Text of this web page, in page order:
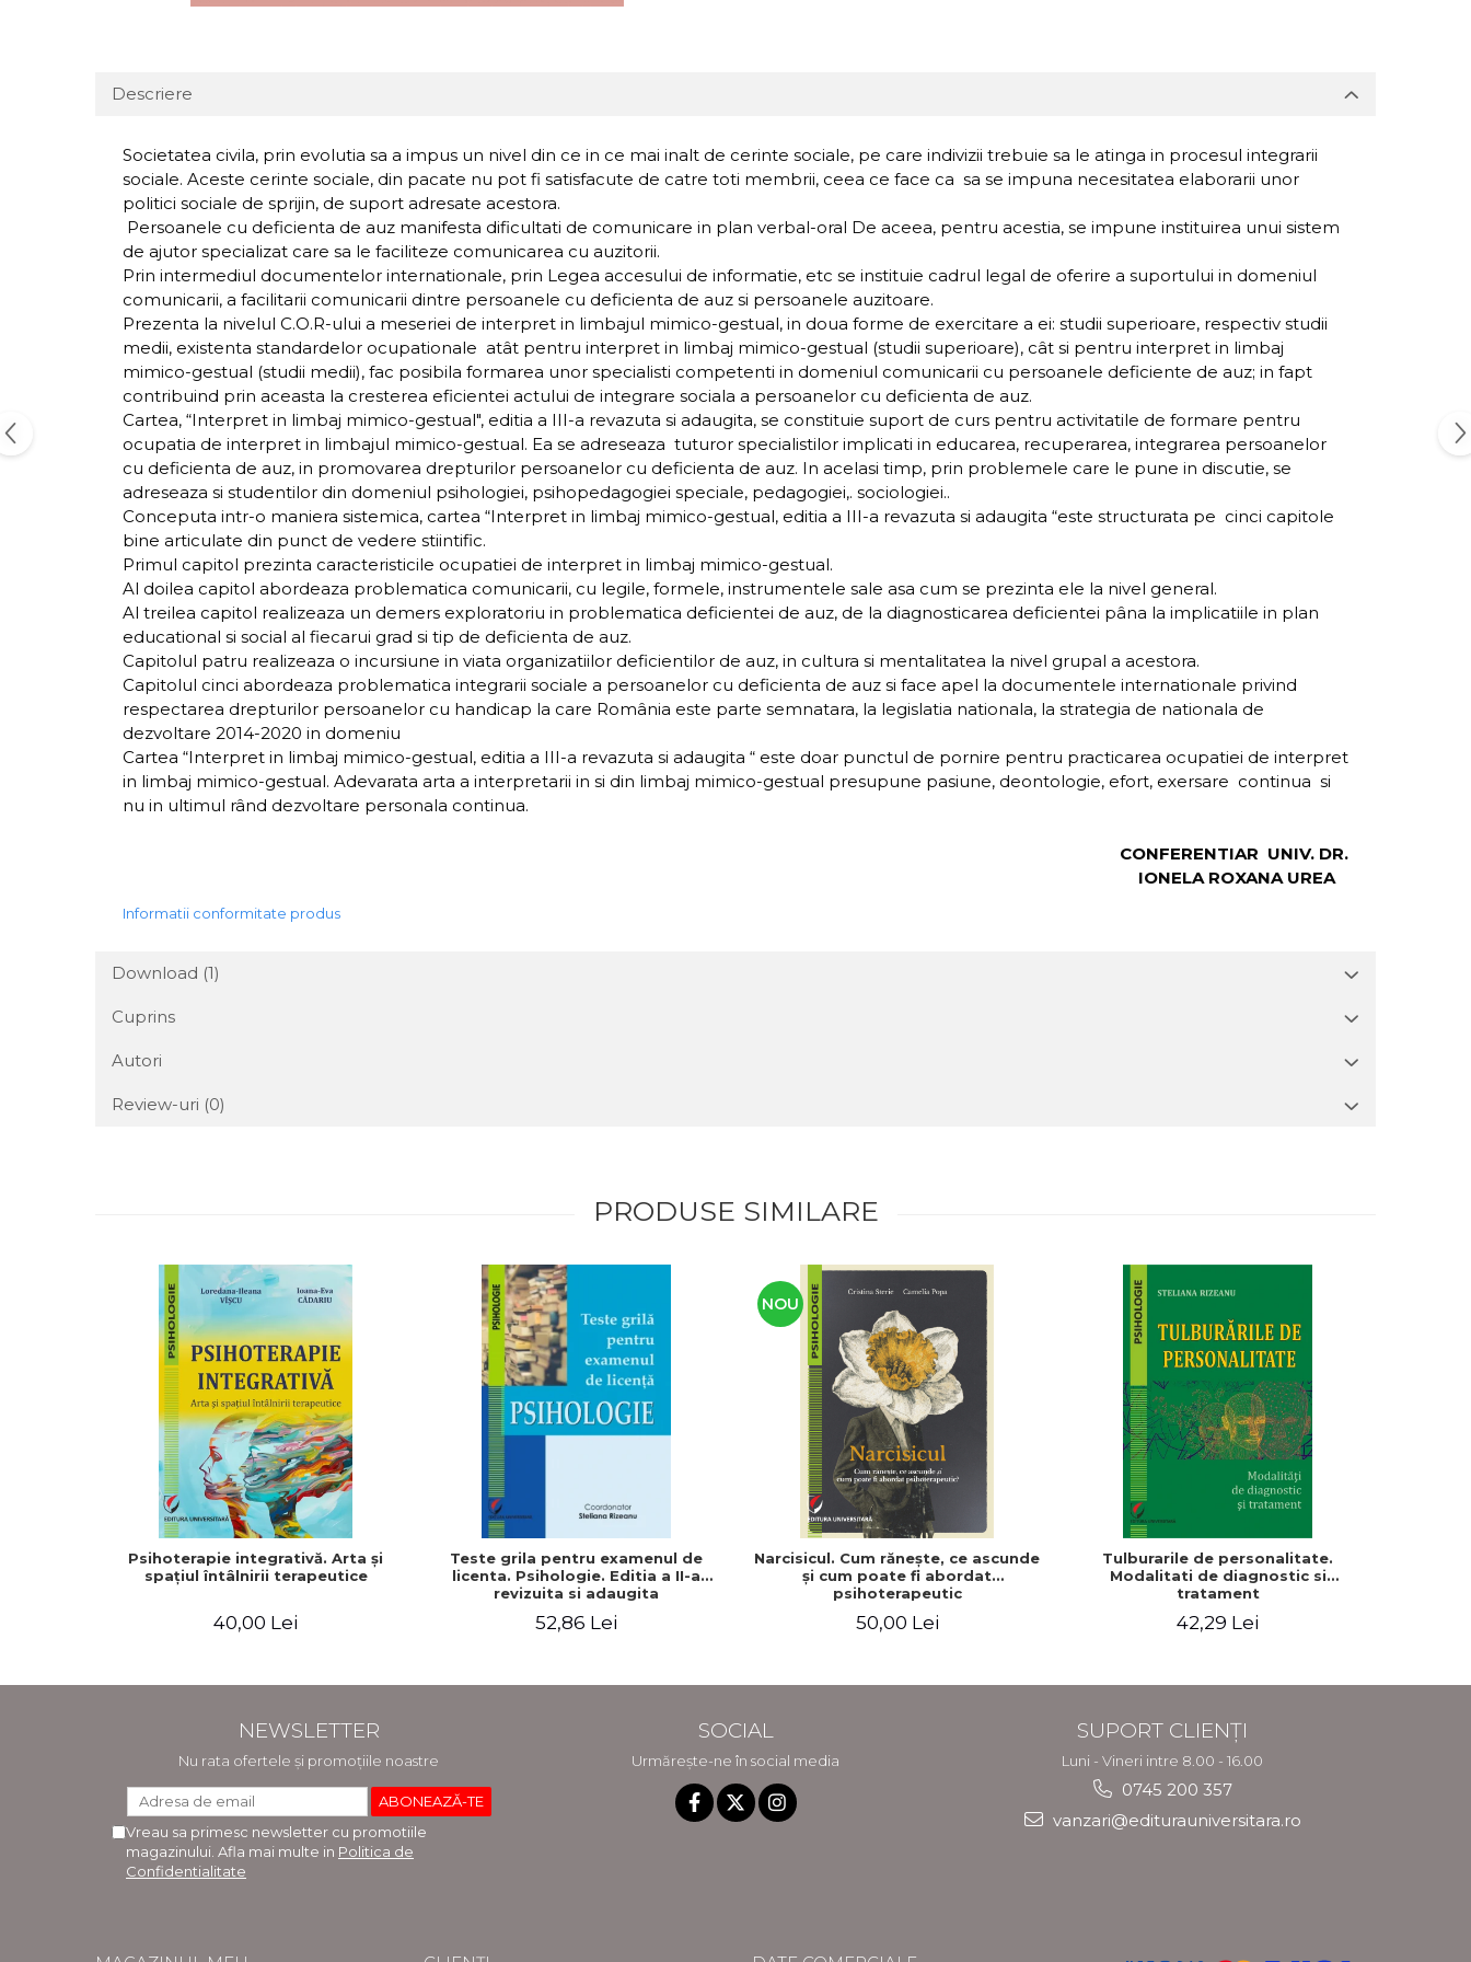
Descriere
Societatea civila, prin evolutia sa a impus un nivel din ce in ce mai inalt de cerinte sociale, pe care indivizii trebuie sa le atinga in procesul integrarii
sociale. Aceste cerinte sociale, din pacate nu pot fi satisfacute de catre toti membrii, ceea ce face ca sa se impuna necesitatea elaborarii unor
politici sociale de sprijin, de suport adresate acestora.
Persoanele cu deficienta de auz manifesta dificultati de comunicare in plan verbal-oral De aceea, pentru acestia, se impune instituirea unui sistem
de ajutor specializat care sa le faciliteze comunicarea cu auzitorii.
Prin intermediul documentelor internationale, prin Legea accesului de informatie, etc se instituie cadrul legal de oferire a suportului in domeniul
comunicarii, a facilitarii comunicarii dintre persoanele cu deficienta de auz si persoanele auzitoare.
Prezenta la nivelul C.O.R-ului a meseriei de interpret in limbajul mimico-gestual, in doua forme de exercitare a ei: studii superioare, respectiv studii
medii, existenta standardelor ocupationale atât pentru interpret in limbaj mimico-gestual (studii superioare), cât si pentru interpret in limbaj
mimico-gestual (studii medii), fac posibila formarea unor specialisti competenti in domeniul comunicarii cu persoanele deficiente de auz; in fapt
contribuind prin aceasta la cresterea eficientei actului de integrare sociala a persoanelor cu deficienta de auz.
Cartea, “Interpret in limbaj mimico-gestual", editia a III-a revazuta si adaugita, se constituie suport de curs pentru activitatile de formare pentru
ocupatia de interpret in limbajul mimico-gestual. Ea se adreseaza tuturor specialistilor implicati in educarea, recuperarea, integrarea persoanelor
cu deficienta de auz, in promovarea drepturilor persoanelor cu deficienta de auz. In acelasi timp, prin problemele care le pune in discutie, se
adreseaza si studentilor din domeniul psihologiei, psihopedagogiei speciale, pedagogiei,. sociologiei..
Conceputa intr-o maniera sistemica, cartea “Interpret in limbaj mimico-gestual, editia a III-a revazuta si adaugita “este structurata pe cinci capitole
bine articulate din punct de vedere stiintific.
Primul capitol prezinta caracteristicile ocupatiei de interpret in limbaj mimico-gestual.
Al doilea capitol abordeaza problematica comunicarii, cu legile, formele, instrumentele sale asa cum se prezinta ele la nivel general.
Al treilea capitol realizeaza un demers exploratoriu in problematica deficientei de auz, de la diagnosticarea deficientei pâna la implicatiile in plan
educational si social al fiecarui grad si tip de deficienta de auz.
Capitolul patru realizeaza o incursiune in viata organizatiilor deficientilor de auz, in cultura si mentalitatea la nivel grupal a acestora.
Capitolul cinci abordeaza problematica integrarii sociale a persoanelor cu deficienta de auz si face apel la documentele internationale privind
respectarea drepturilor persoanelor cu handicap la care România este parte semnatara, la legislatia nationala, la strategia de nationala de
dezvoltare 2014-2020 in domeniu
Cartea “Interpret in limbaj mimico-gestual, editia a III-a revazuta si adaugita “ este doar punctul de pornire pentru practicarea ocupatiei de interpret
in limbaj mimico-gestual. Adevarata arta a interpretarii in si din limbaj mimico-gestual presupune pasiune, deontologie, efort, exersare continua si
nu in ultimul rând dezvoltare personala continua.
CONFERENTIAR UNIV. DR.
IONELA ROXANA UREA
Informatii conformitate produs
Download (1)
Cuprins
Autori
Review-uri (0)
PRODUSE SIMILARE
Psihoterapie integrativă. Arta şi
spaţiul întâlnirii terapeutice
40,00 Lei
Teste grila pentru examenul de
licenta. Psihologie. Editia a II-a
revizuita si adaugita
52,86 Lei
NOU
Narcisicul. Cum răneşte, ce ascunde
şi cum poate fi abordat
psihoterapeutic
50,00 Lei
Tulburarile de personalitate.
Modalitati de diagnostic si
tratament
42,29 Lei
NEWSLETTER
Nu rata ofertele și promoțiile noastre
Vreau sa primesc newsletter cu promotiile
magazinului. Afla mai multe in Politica de
Confidentialitate
SOCIAL
Urmărește-ne în social media
SUPORT CLIENȚI
Luni - Vineri intre 8.00 - 16.00
0745 200 357
vanzari@editurauniversitara.ro